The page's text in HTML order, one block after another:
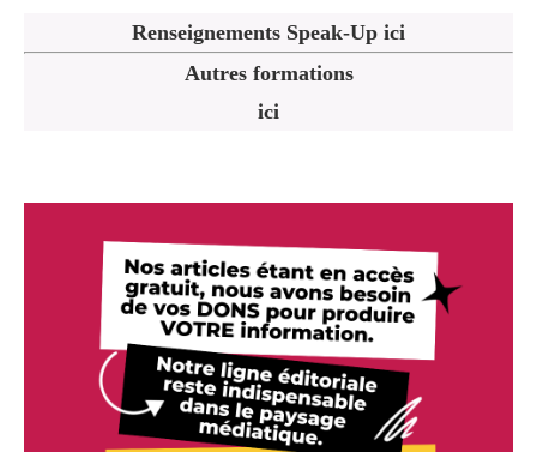
Renseignements Speak-Up ici
Autres formations
ici